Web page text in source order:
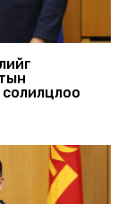
солилцлоо